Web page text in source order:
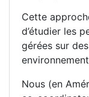
Cette
d’étudier les
gérées sur
Nous (en